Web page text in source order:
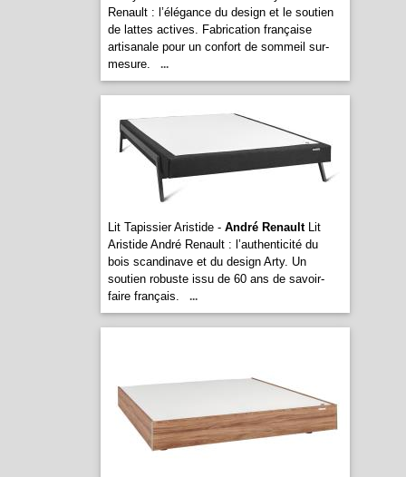
Renault : l’élégance du design et le soutien
de lattes actives. Fabrication française
artisanale pour un confort de sommeil sur-
mesure.
...
Lit Tapissier Aristide - André RenaultLit
Aristide André Renault : l’authenticité du
bois scandinave et du design Arty. Un
soutien robuste issu de 60 ans de savoir-
faire français.
...